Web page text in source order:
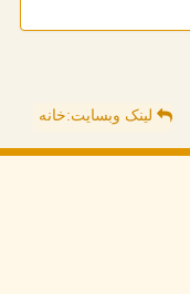
لینک وبسایت:خانه